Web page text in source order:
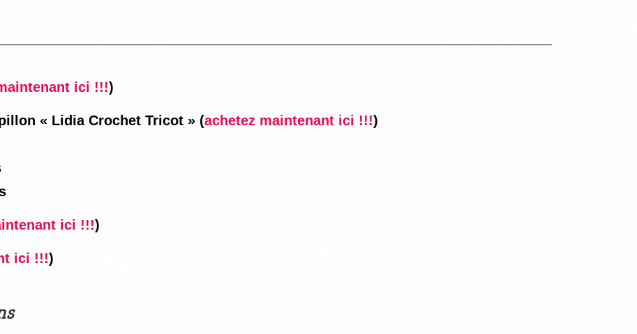
ici !!!)
« Lidia Crochet Tricot » (achetez maintenant ici !!!)
ici !!!)
ici !!!)